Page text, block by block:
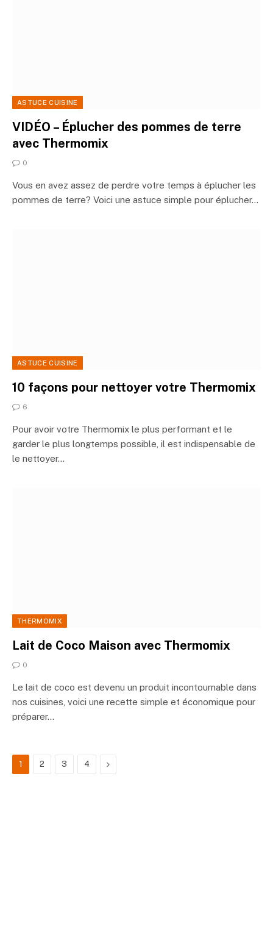
ASTUCE CUISINE
VIDÉO – Éplucher des pommes de terre
avec Thermomix
0
Vous en avez assez de perdre votre temps à éplucher les
pommes de terre? Voici une astuce simple pour éplucher…
ASTUCE CUISINE
10 façons pour nettoyer votre Thermomix
6
Pour avoir votre Thermomix le plus performant et le
garder le plus longtemps possible, il est indispensable de
le nettoyer…
THERMOMIX
Lait de Coco Maison avec Thermomix
0
Le lait de coco est devenu un produit incontournable dans
nos cuisines, voici une recette simple et économique pour
préparer…
1 2 3 4 Next